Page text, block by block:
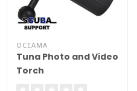
OCEAMA
Tuna Photo and Video
Torch